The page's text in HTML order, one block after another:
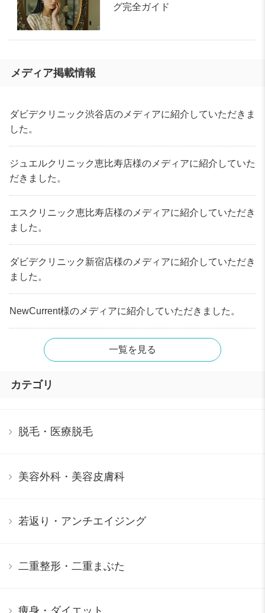
グ完全ガイド
メディア掲載情報
ダビデクリニック渋谷店のメディアに紹介していただきま
した。
ジュエルクリニック恵比寿店様のメディアに紹介していた
だきました。
エスクリニック恵比寿店様のメディアに紹介していただき
ました。
ダビデクリニック新宿店様のメディアに紹介していただき
ました。
NewCurrent様のメディアに紹介していただきました。
一覧を見る
カテゴリ
脱毛・医療脱毛
美容外科・美容皮膚科
若返り・アンチエイジング
二重整形・二重まぶた